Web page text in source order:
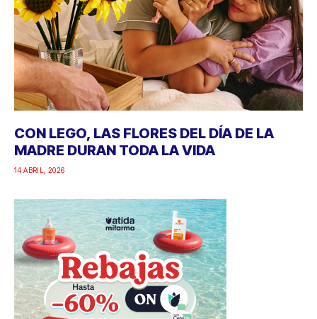
CON LEGO, LAS FLORES DEL DÍA DE LA
MADRE DURAN TODA LA VIDA
14 ABRIL, 2026